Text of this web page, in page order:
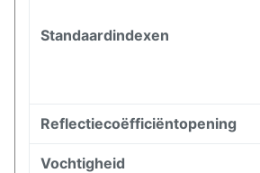
Standaardindexen
Reflectiecoëfficiëntopening
Vochtigheid